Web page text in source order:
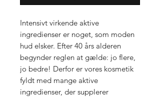
Intensivt virkende aktive
ingredienser er noget, som moden
hud elsker. Efter 40 års alderen
begynder reglen at gælde: jo flere,
jo bedre! Derfor er vores kosmetik
fyldt med mange aktive
ingredienser, der supplerer